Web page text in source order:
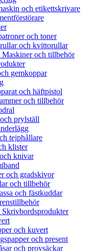
och etikettskrivare
och toner
och kvittorullar
och tillbehör
gemkoppar
och häftpistol
och tillbehör
prylställ
tejphållare
klister
knivar
och gradskivor
och tillbehör
och fästkuddar
och kuvert
och present
och provsäckar